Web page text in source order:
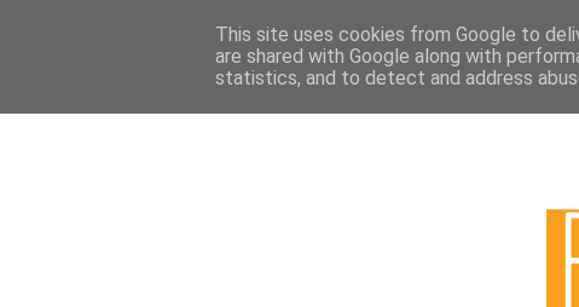
This site uses cookies from Google to
are shared with Google along with
statistics, and to detect and address